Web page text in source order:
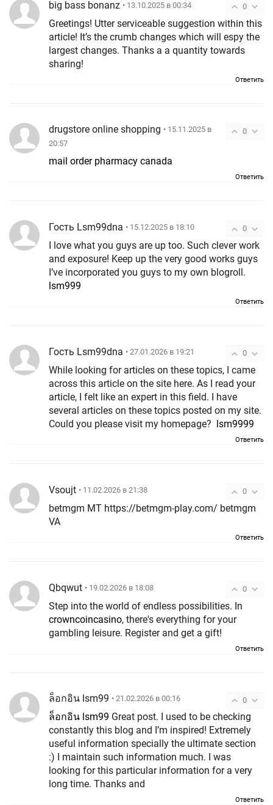
0
big bass bonanz • 13.10.2025 в 00:34
Greetings! Utter serviceable suggestion within this
article! It’s the crumb changes which will espy the
largest changes. Thanks a a quantity towards
sharing!
Ответить
0
drugstore online shopping • 15.11.2025 в
20:57
mail order pharmacy canada
Ответить
0
Гость Lsm99dna • 15.12.2025 в 18:10
I love what you guys are up too. Such clever work
and exposure! Keep up the very good works guys
I’ve incorporated you guys to my own blogroll.
lsm999
Ответить
0
Гость Lsm99dna • 27.01.2026 в 19:21
While looking for articles on these topics, I came
across this article on the site here. As I read your
article, I felt like an expert in this field. I have
several articles on these topics posted on my site.
Could you please visit my homepage? lsm9999
Ответить
0
Vsoujt • 11.02.2026 в 21:38
betmgm MT https://betmgm-play.com/ betmgm
VA
Ответить
0
Qbqwut • 19.02.2026 в 18:08
Step into the world of endless possibilities. In
crowncoincasino, there's everything for your
gambling leisure. Register and get a gift!
Ответить
0
ล็อกอิน lsm99 • 21.02.2026 в 00:16
ล็อกอิน lsm99 Great post. I used to be checking
constantly this blog and I’m inspired! Extremely
useful information specially the ultimate section
:) I maintain such information much. I was
looking for this particular information for a very
long time. Thanks and
Ответить